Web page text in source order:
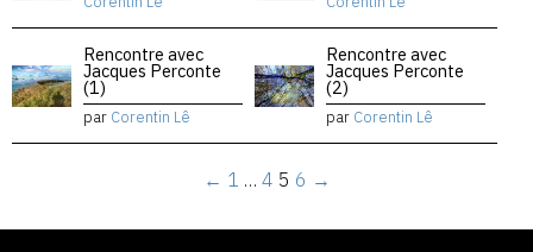
Rencontre avec
Jacques Perconte
(1)
par Corentin Lê
Rencontre avec
Jacques Perconte
(2)
par Corentin Lê
← 1 … 4 5 6 →